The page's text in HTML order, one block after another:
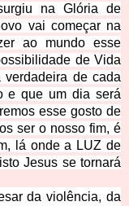
na Glória de
vai começar na
ao mundo esse
de Vida
de cada
e que um dia será
esse gosto de
ser o nosso fim, é
lá onde a LUZ de
Jesus se tornará
da violência, da